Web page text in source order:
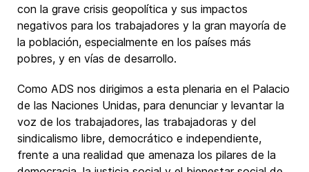
con la grave crisis geopolítica y sus impactos
negativos para los trabajadores y la gran mayoría de
la población, especialmente en los países más
pobres, y en vías de desarrollo.
Como ADS nos dirigimos a esta plenaria en el Palacio
de las Naciones Unidas, para denunciar y levantar la
voz de los trabajadores, las trabajadoras y del
sindicalismo libre, democrático e independiente,
frente a una realidad que amenaza los pilares de la